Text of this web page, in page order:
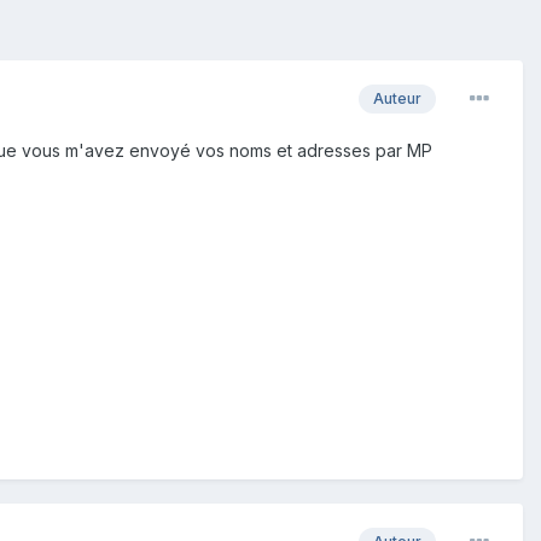
Auteur
vous m'avez envoyé vos noms et adresses par MP